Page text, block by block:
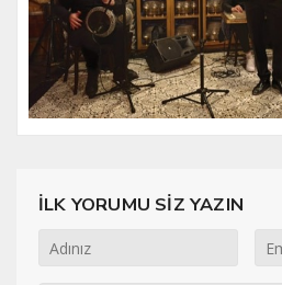
İLK YORUMU SİZ YAZIN